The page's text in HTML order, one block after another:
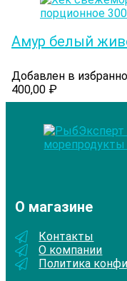
Амур белый
Добавлен в
400,00 ₽
О магазине
Контакты
О компании
Политика